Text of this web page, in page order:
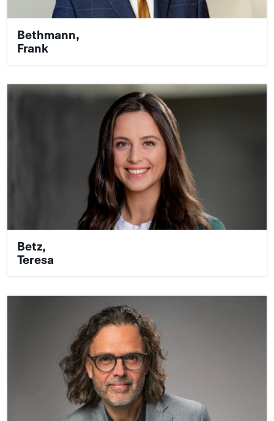
Bethmann,
Frank
Betz,
Teresa